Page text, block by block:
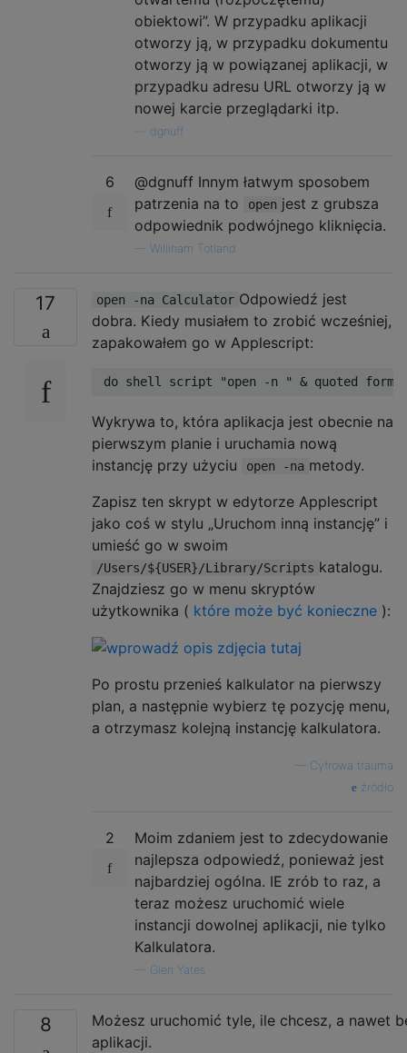
obiektowi”. W przypadku aplikacji
otworzy ją, w przypadku dokumentu
otworzy ją w powiązanej aplikacji, w
przypadku adresu URL otworzy ją w
nowej karcie przeglądarki itp.
dgnuff
6
@dgnuff Innym łatwym sposobem
patrzenia na to
open jest z grubsza
odpowiednik podwójnego kliknięcia.
Williham Totland
17 open -na Calculator Odpowiedź jest
dobra. Kiedy musiałem to zrobić wcześniej,
zapakowałem go w Applescript:
do shell script "open -n " & quoted form
Wykrywa to, która aplikacja jest obecnie na
pierwszym planie i uruchamia nową
instancję przy użyciu
open -na metody.
Zapisz ten skrypt w edytorze Applescript
jako coś w stylu „Uruchom inną instancję” i
umieść go w swoim
/Users/${USER}/Library/Scripts katalogu.
Znajdziesz go w menu skryptów
użytkownika ( które może być konieczne ):
Po prostu przenieś kalkulator na pierwszy
plan, a następnie wybierz tę pozycję menu,
a otrzymasz kolejną instancję kalkulatora.
Cyfrowa trauma
źródło
2
Moim zdaniem jest to zdecydowanie
najlepsza odpowiedź, ponieważ jest
najbardziej ogólna. IE zrób to raz, a
teraz możesz uruchomić wiele
instancji dowolnej aplikacji, nie tylko
Kalkulatora.
Glen Yates
8
Możesz uruchomić tyle, ile chcesz, a nawet
aplikacji.